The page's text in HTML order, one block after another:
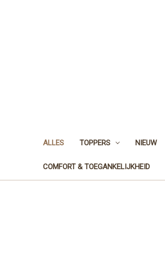
ALLES TOPPERS NIEUW
COMFORT & TOEGANKELIJKHEID